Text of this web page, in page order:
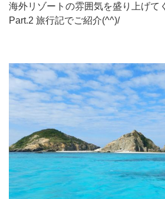
海外リゾートの雰囲気を盛り上げて
Part.2 旅行記でご紹介(^^)/